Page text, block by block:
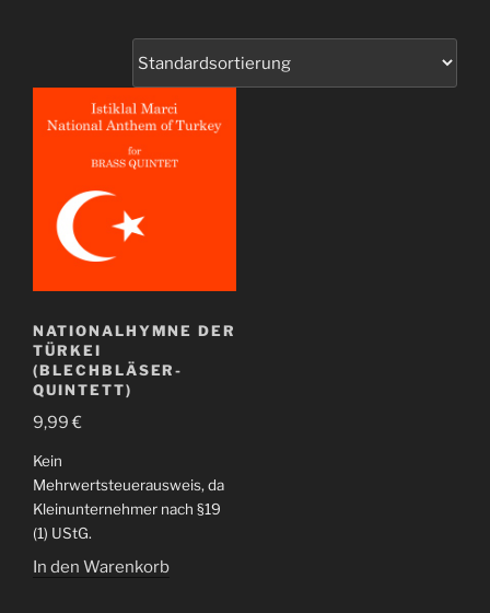
NATIONALHYMNE DER
TÜRKEI
(BLECHBLÄSER-
QUINTETT)
9,99€
Kein
Mehrwertsteuerausweis, da
Kleinunternehmer nach §19
(1) UStG.
In den Warenkorb